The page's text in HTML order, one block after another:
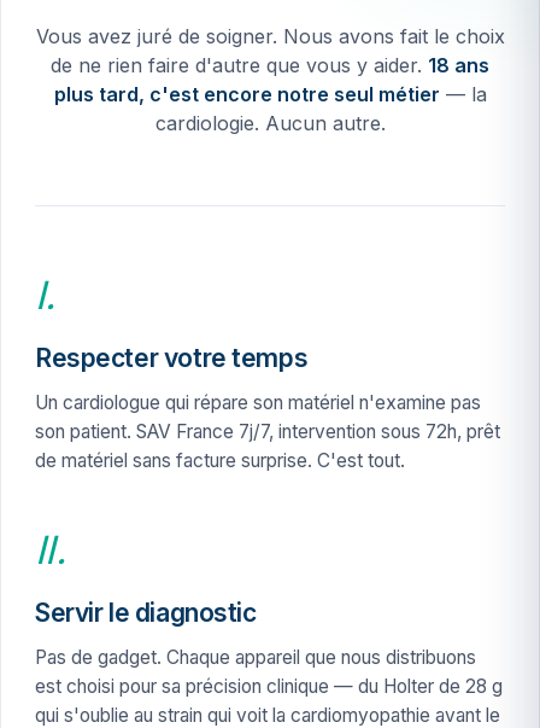
Vous avez juré de soigner. Nous avons fait le choix
de ne rien faire d'autre que vous y aider. 18 ans
plus tard, c'est encore notre seul métier — la
cardiologie. Aucun autre.
I.
Respecter votre temps
Un cardiologue qui répare son matériel n'examine pas
son patient. SAV France 7j/7, intervention sous 72h, prêt
de matériel sans facture surprise. C'est tout.
II.
Servir le diagnostic
Pas de gadget. Chaque appareil que nous distribuons
est choisi pour sa précision clinique — du Holter de 28 g
qui s'oublie au strain qui voit la cardiomyopathie avant le